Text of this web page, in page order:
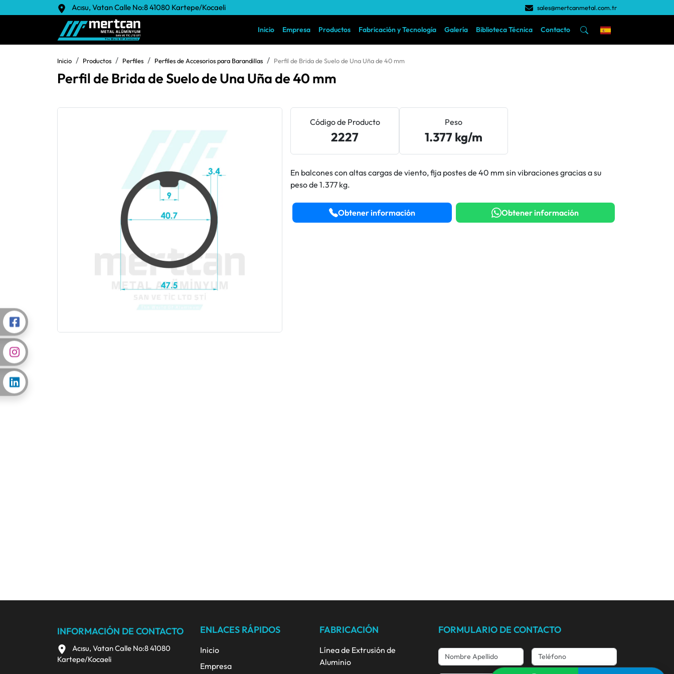
Acısu, Vatan Calle No:8 41080 Kartepe/Kocaeli sales@mertcanmetal.com.tr
Inicio Empresa Productos Fabricación y Tecnología Galería Biblioteca Técnica Contacto
Inicio Productos Perfiles Perfiles de Accesorios para Barandillas Perfil de Brida de Suelo de Una Uña de 40 mm
Perfil de Brida de Suelo de Una Uña de 40 mm
Código de Producto
2227
Peso
1.377 kg/m
En balcones con altas cargas de viento, fija postes de 40 mm sin vibraciones gracias a su
peso de 1.377 kg.
Obtener información Obtener información
INFORMACIÓN DE CONTACTO
Acısu, Vatan Calle No:8 41080
Kartepe/Kocaeli
ENLACES RÁPIDOS
Inicio
Empresa
FABRICACIÓN
Línea de Extrusión de
Aluminio
FORMULARIO DE CONTACTO